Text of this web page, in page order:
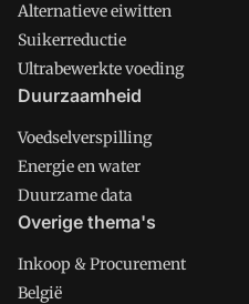
Alternatieve eiwitten
Suikerreductie
Ultrabewerkte voeding
Duurzaamheid
Voedselverspilling
Energie en water
Duurzame data
Overige thema's
Inkoop & Procurement
België